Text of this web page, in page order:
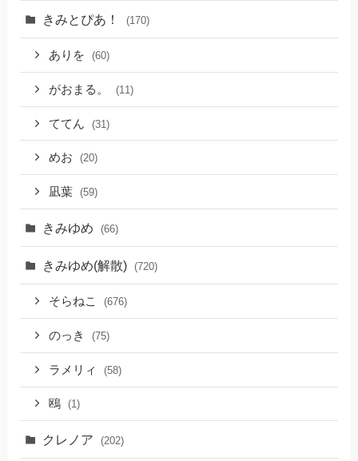
きみとぴあ！ (170)
ありを (60)
がおまる。 (11)
ててん (31)
めお (20)
凪葉 (59)
きみゆめ (66)
きみゆめ(解散) (720)
そらねこ (676)
のっき (75)
ラメリィ (58)
鴎 (1)
クレノア (202)